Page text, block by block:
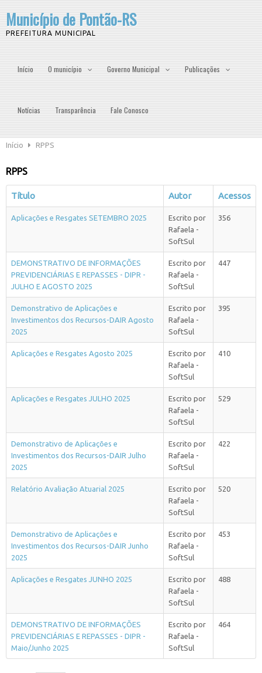
Município de Pontão-RS
PREFEITURA MUNICIPAL
Início O município Governo Municipal Publicações
Notícias Transparência Fale Conosco
Início RPPS
RPPS
Título Autor Acessos
Aplicações e Resgates SETEMBRO 2025
Escrito por
Rafaela -
SoftSul
356
DEMONSTRATIVO DE INFORMAÇÕES
PREVIDENCIÁRIAS E REPASSES - DIPR -
JULHO E AGOSTO 2025
Escrito por
Rafaela -
SoftSul
447
Demonstrativo de Aplicações e
Investimentos dos Recursos-DAIR Agosto
2025
Escrito por
Rafaela -
SoftSul
395
Aplicações e Resgates Agosto 2025
Escrito por
Rafaela -
SoftSul
410
Aplicações e Resgates JULHO 2025
Escrito por
Rafaela -
SoftSul
529
Demonstrativo de Aplicações e
Investimentos dos Recursos-DAIR Julho
2025
Escrito por
Rafaela -
SoftSul
422
Relatório Avaliação Atuarial 2025
Escrito por
Rafaela -
SoftSul
520
Demonstrativo de Aplicações e
Investimentos dos Recursos-DAIR Junho
2025
Escrito por
Rafaela -
SoftSul
453
Aplicações e Resgates JUNHO 2025
Escrito por
Rafaela -
SoftSul
488
DEMONSTRATIVO DE INFORMAÇÕES
PREVIDENCIÁRIAS E REPASSES - DIPR -
Maio/Junho 2025
Escrito por
Rafaela -
SoftSul
464